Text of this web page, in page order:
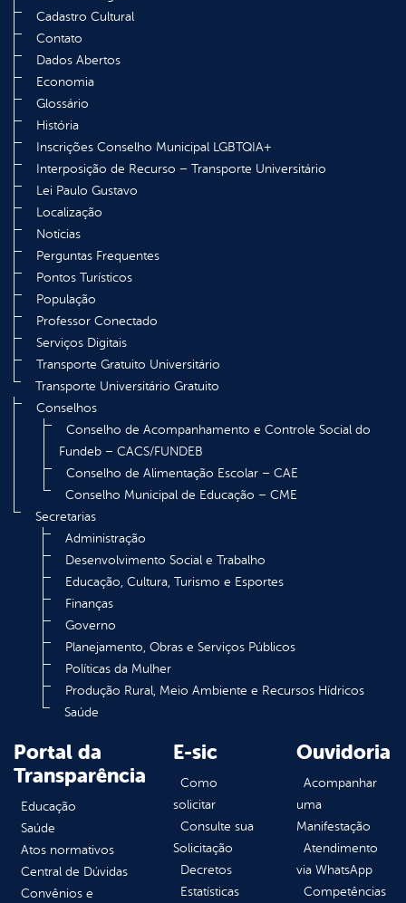
Cadastro Cultural
Contato
Dados Abertos
Economia
Glossário
História
Inscrições Conselho Municipal LGBTQIA+
Interposição de Recurso – Transporte Universitário
Lei Paulo Gustavo
Localização
Notícias
Perguntas Frequentes
Pontos Turísticos
População
Professor Conectado
Serviços Digitais
Transporte Gratuito Universitário
Transporte Universitário Gratuito
Conselhos
Conselho de Acompanhamento e Controle Social do
Fundeb – CACS/FUNDEB
Conselho de Alimentação Escolar – CAE
Conselho Municipal de Educação – CME
Secretarias
Administração
Desenvolvimento Social e Trabalho
Educação, Cultura, Turismo e Esportes
Finanças
Governo
Planejamento, Obras e Serviços Públicos
Políticas da Mulher
Produção Rural, Meio Ambiente e Recursos Hídricos
Saúde
Portal da
Transparência
Educação
Saúde
Atos normativos
Central de Dúvidas
Convênios e
E-sic
Como
solicitar
Consulte sua
Solicitação
Decretos
Estatísticas
Ouvidoria
Acompanhar
uma
Manifestação
Atendimento
via WhatsApp
Competências